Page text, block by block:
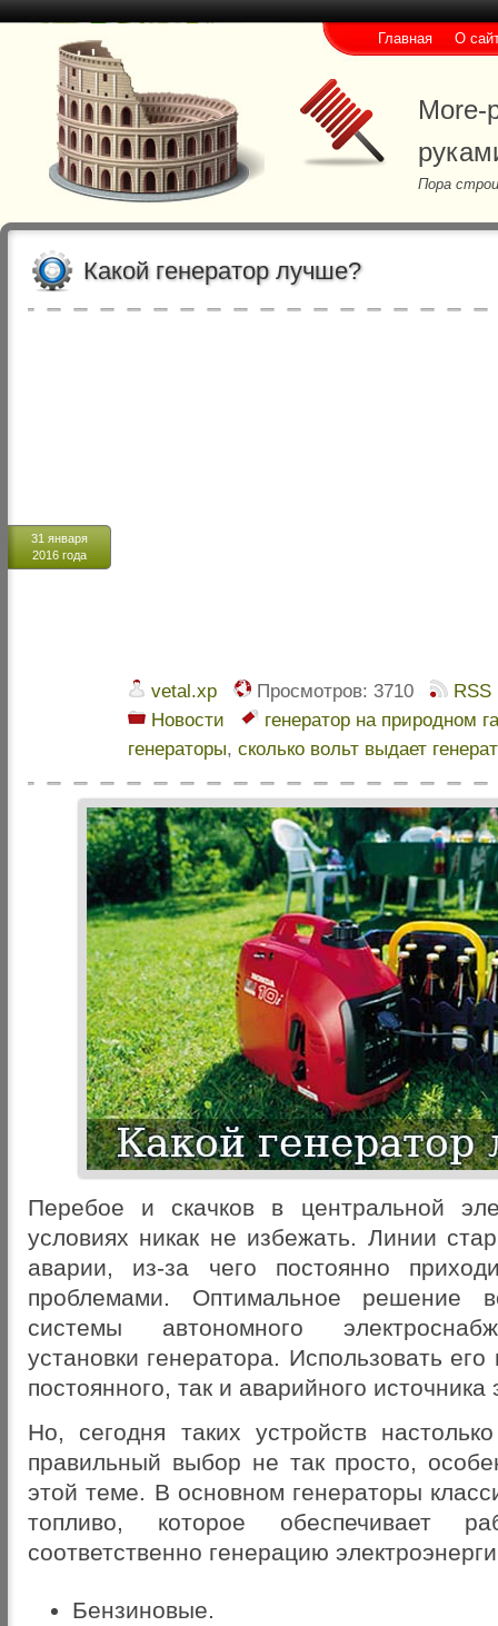
More-
Пора
Главная О
Какой генератор лучше?
31 января
2016 года
vetal.xp Просмотров: 3710
RSS
Новости
генератор на природном
генераторы, сколько вольт выдает
Перебое и скачков в центральной
условиях никак не избежать. Линии
аварии, из-за чего постоянно
проблемами. Оптимальное решение
системы автономного
установки генератора. Использовать
постоянного, так и аварийного источника
Но, сегодня таких устройств
правильный выбор не так просто,
этой теме. В основном генераторы
топливо, которое обеспечивает
соответственно генерацию
Бензиновые.